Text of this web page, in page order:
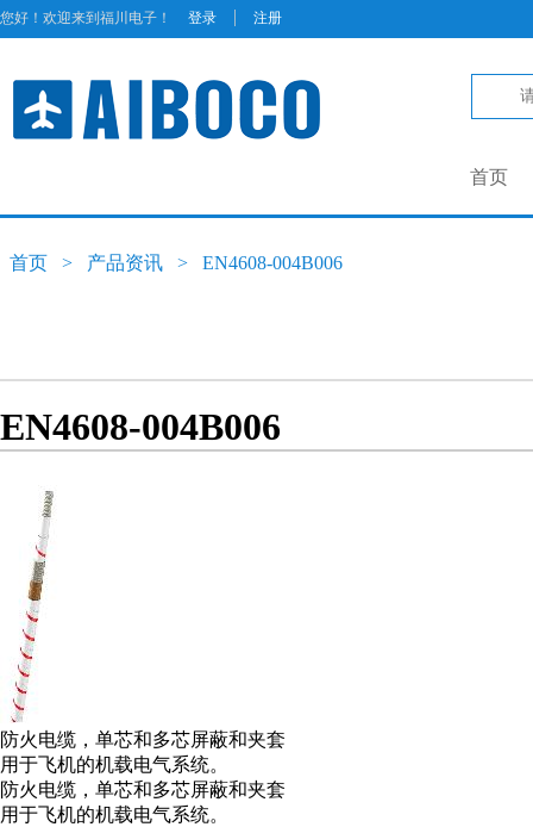
您好！欢迎来到福川电子！ 登录 | 注册
首页
首页 > 产品资讯 > EN4608-004B006
EN4608-004B006
防火电缆，单芯和多芯屏蔽和夹套
用于飞机的机载电气系统。
防火电缆，单芯和多芯屏蔽和夹套
用于飞机的机载电气系统。